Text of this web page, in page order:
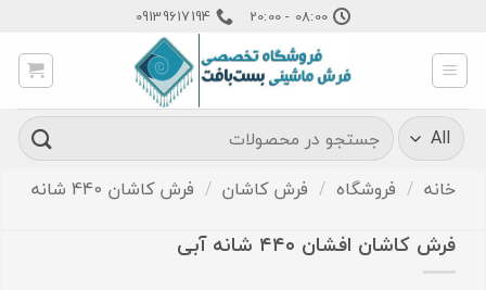
content
08:00 - 20:00
09139617194
جستجو
برای:
خانه / فروشگاه / فرش کاشان / فرش کاشان 440 شانه
فرش کاشان افشان ۴۴۰ شانه آبی